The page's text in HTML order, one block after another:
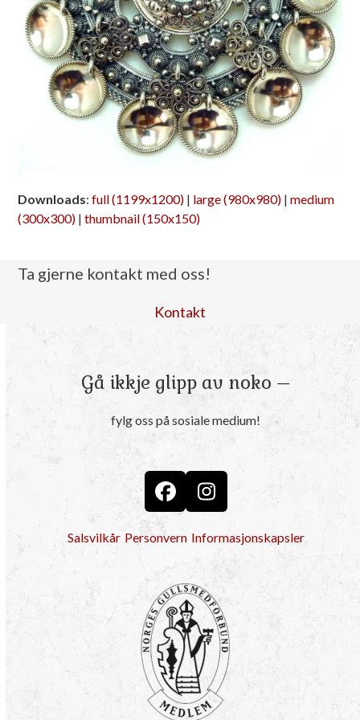
Downloads:full (1199x1200) | large (980x980) |medium
(300x300) |thumbnail (150x150)
Ta gjerne kontakt med oss!
Kontakt
Gå ikkje glipp av noko –
fylg oss på sosiale medium!
FacebookInstagram
Salsvilkår Personvern Informasjonskapsler